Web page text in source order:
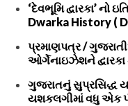
‘દેવભૂમિ દ્વારકા’ નો
Dwarka History (
પ્રમાણપત્ર /
ઓર્ગેનાઇઝેશને
ગુજરાતનું સુપ્રસિદ્ધ
યશકલગીમાં વધુ એક